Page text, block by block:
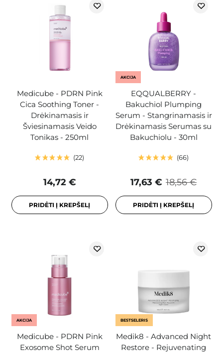
Medicube - PDRN Pink
Cica Soothing Toner -
Drėkinamasis ir
Šviesinamasis Veido
Tonikas - 250ml
22
14,72 €
PRIDĖTI Į KREPŠELĮ
AKCIJA
EQQUALBERRY -
Bakuchiol Plumping
Serum - Stangrinamasis ir
Drėkinamasis Serumas su
Bakuchiolu - 30ml
66
18,56 €
17,63 €
PRIDĖTI Į KREPŠELĮ
AKCIJA
Medicube - PDRN Pink
Exosome Shot Serum
BESTSELERIS
Medik8 - Advanced Night
Restore - Rejuvenating